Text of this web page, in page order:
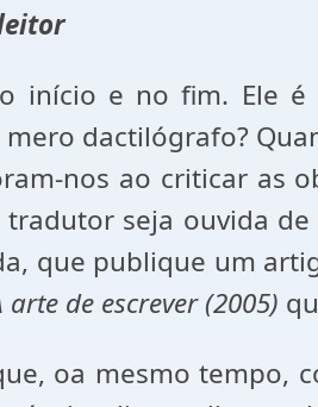
início e no fim. Ele
dactilógrafo?
nos ao criticar as
seja ouvida
que publique um
arte de escrever (2005)
oa mesmo tempo,